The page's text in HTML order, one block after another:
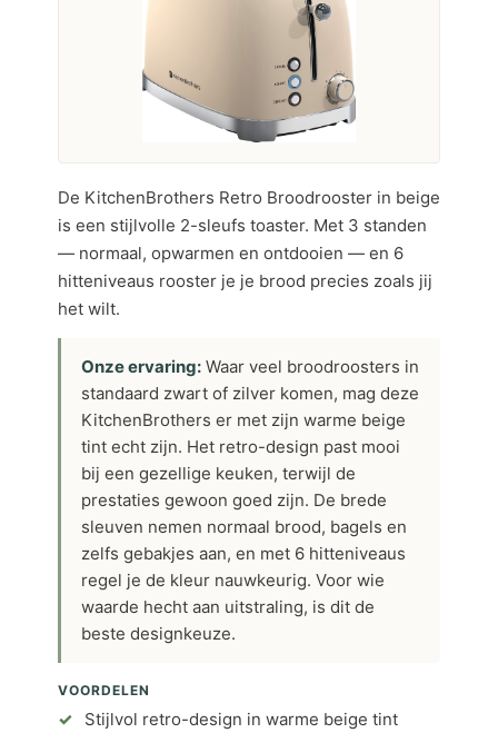
De KitchenBrothers Retro Broodrooster in beige
is een stijlvolle 2-sleufs toaster. Met 3 standen
— normaal, opwarmen en ontdooien — en 6
hitteniveaus rooster je je brood precies zoals jij
het wilt.
Onze ervaring: Waar veel broodroosters in
standaard zwart of zilver komen, mag deze
KitchenBrothers er met zijn warme beige
tint echt zijn. Het retro-design past mooi
bij een gezellige keuken, terwijl de
prestaties gewoon goed zijn. De brede
sleuven nemen normaal brood, bagels en
zelfs gebakjes aan, en met 6 hitteniveaus
regel je de kleur nauwkeurig. Voor wie
waarde hecht aan uitstraling, is dit de
beste designkeuze.
VOORDELEN
Stijlvol retro-design in warme beige tint